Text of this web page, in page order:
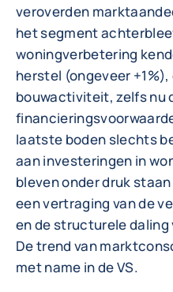
veroverden
het segment
woningverbetering
herstel (ongeveer
bouwactiviteit, zelfs nu
laatste boden slechts
aan investeringen in
bleven onder druk
een vertraging van de
en de structurele
De trend van
met name in de VS.